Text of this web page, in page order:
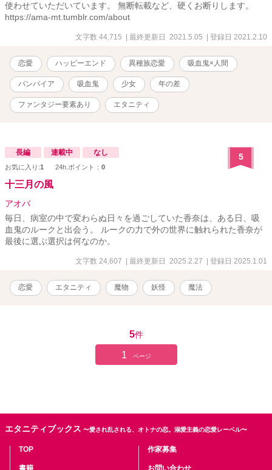
使わせていただいています。 無断転載など、硬くお断りします。
https://ama-mt.tumblr.com/about
文字数 44,715 | 最終更新日 2021.5.05 | 登録日 2021.2.10
恋愛 ハッピーエンド 異種族恋愛 吸血鬼×人間
バンパイア 吸血鬼 少女 年の差
ファンタジー要素あり エタニティ
長編 連載中 なし
お気に入り:1 24h.ポイント： 0
5
十三月の風
アオバ
毎日、病室の中で変わらぬ日々を過ごしていた香奈は、ある日、吸
血鬼のルークと出会う。 ルークの力で外の世界に触れられた香奈が
最後に選ぶ選択は何なのか。
文字数 24,607 | 最終更新日 2025.2.27 | 登録日 2025.1.01
恋愛 エタニティ 魔物 妖怪 魔法
5件
1 ページ
エタニティブックス 〜愛され乱される、オトナの恋。溺愛主義の恋愛レーベル〜
TOP
書籍
作家募集
お問い合わせ